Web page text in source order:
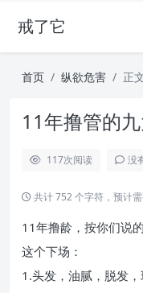
戒了它
首页 纵欲危害 正
11年撸管的
117次阅读 没
共计 752 个字符，预计
11年撸龄，按你们说
这个下场：
1.头发，油腻，脱发